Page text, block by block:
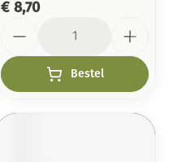
€ 8,70
Bestel